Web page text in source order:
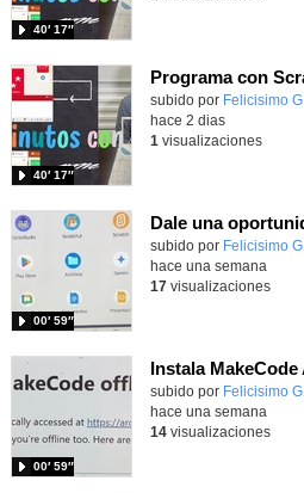
40′ 17″
Contenido educativo.
subido por Felicisimo G.
40′ 17″
hace 2 dias
1 visualizaciones
Contenido educativo.
subido por Felicisimo G.
00′ 59″
hace una semana
17visualizaciones
Contenido educativo.
subido por Felicisimo G.
00′ 59″
hace una semana
14visualizaciones